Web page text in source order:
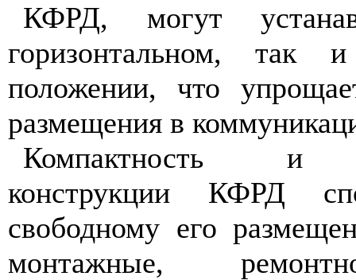
КФРД, могут
горизонтальном, так
положении, что
размещения в
Компактность и
конструкции КФРД
свободному его
монтажные,